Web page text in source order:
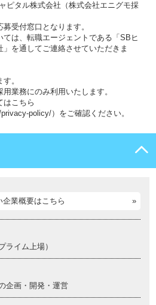
ピタル株式会社（株式会社エニグモ採
受付窓口となります。
は、転職エージェントである「SBヒ
を通してご連絡させていただきま
。
業務にのみ利用いたします。
こちら
policy/）をご確認ください。
企業概要はこちら
ライム上場）
企画・開発・運営